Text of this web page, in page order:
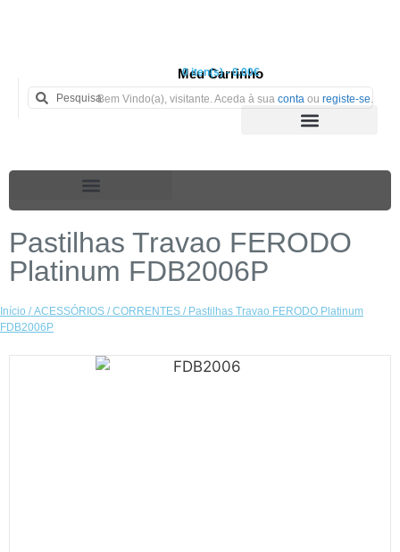
Meu Carrinho
0 iten(s) - 0.00€
Bem Vindo(a), visitante. Aceda à sua conta ou registe-se.
Pastilhas Travao FERODO
Platinum FDB2006P
Início /ACESSÓRIOS /CORRENTES / Pastilhas Travao FERODO Platinum
FDB2006P